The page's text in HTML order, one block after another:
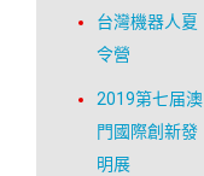
台灣機器人夏
令營
2019第七届澳
門國際創新發
明展